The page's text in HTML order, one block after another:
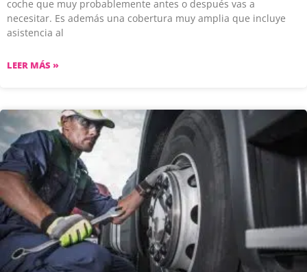
coche que muy probablemente antes o después vas a
necesitar. Es además una cobertura muy amplia que incluye
asistencia al
LEER MÁS »